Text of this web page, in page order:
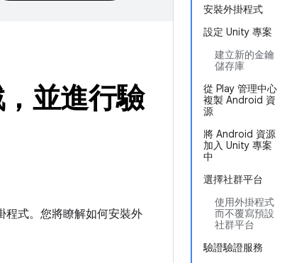
安裝外掛程式
設定 Unity 專案
建立新的金鑰
儲存庫
從 Play 管理中心
複製 Android 資
源
將 Android 資源
加入 Unity 專案
中
選擇社群平台
使用外掛程式
而不覆寫預設
社群平台
驗證驗證服務
並進行驗
程式。您將瞭解如何安裝外